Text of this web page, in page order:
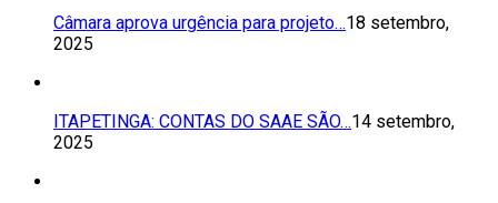
Câmara aprova urgência para projeto…18 setembro,
2025
ITAPETINGA: CONTAS DO SAAE SÃO…14 setembro,
2025